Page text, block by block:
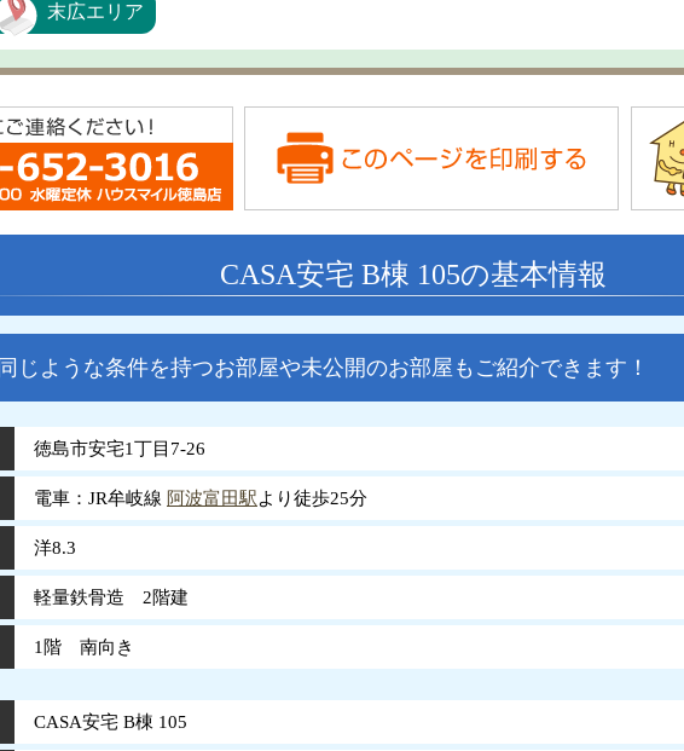
末広エリア
CASA安宅 B棟 105の基本情報
同じような条件を持つお部屋や未公開のお部屋もご紹介できます！
徳島市安宅1丁目7-26
電車：JR牟岐線 阿波富田駅より徒歩25分
洋8.3
軽量鉄骨造 2階建
1階 南向き
CASA安宅 B棟 105